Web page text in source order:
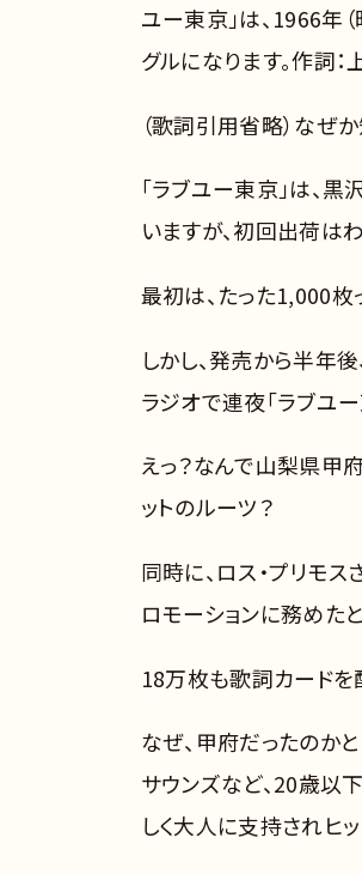
ユー東京」は、1966年
グルになります。作詞：
（歌詞引用省略）なぜ
「ラブユー東京」は、
いますが、初回出荷は
最初は、たった1,000枚
しかし、発売から半年
ラジオで連夜「ラブユ
えっ？なんで山梨県甲
ットのルーツ？
同時に、ロス・プリモ
ロモーションに務めた
18万枚も歌詞カードを
なぜ、甲府だったのか
サウンズなど、20歳以
しく大人に支持されヒ